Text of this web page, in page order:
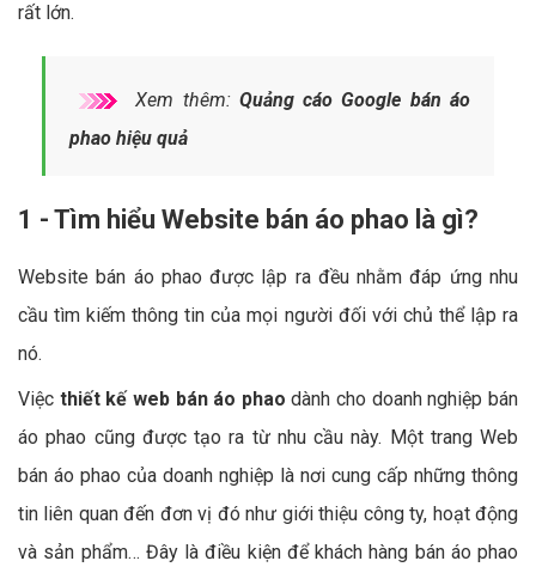
rất lớn.
Xem thêm: Quảng cáo Google bán áo
phao hiệu quả
1 - Tìm hiểu Website bán áo phao là gì?
Website bán áo phao được lập ra đều nhằm đáp ứng nhu
cầu tìm kiếm thông tin của mọi người đối với chủ thể lập ra
nó.
Việc thiết kế web bán áo phao dành cho doanh nghiệp bán
áo phao cũng được tạo ra từ nhu cầu này. Một trang Web
bán áo phao của doanh nghiệp là nơi cung cấp những thông
tin liên quan đến đơn vị đó như giới thiệu công ty, hoạt động
và sản phẩm… Đây là điều kiện để khách hàng bán áo phao